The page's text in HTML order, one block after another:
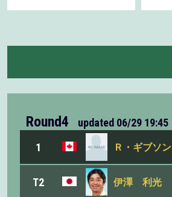
Round4 updated 06/29 19:45
1 Ｒ・ギブソン
T2 伊澤 利光